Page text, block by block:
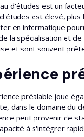
d'études est un
est élevé,
en informatique
la spécialisation et
et sont souvent
préalable joue
dans le domaine du
peut provenir de
à s'intégrer